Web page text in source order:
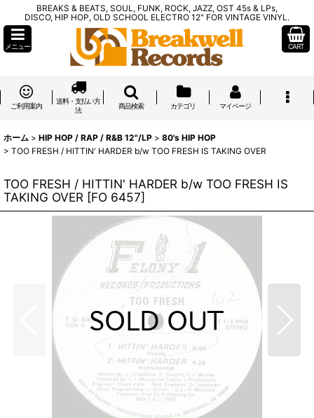
BREAKS & BEATS, SOUL, FUNK, ROCK, JAZZ, OST 45s & LPs,
DISCO, HIP HOP, OLD SCHOOL ELECTRO 12" FOR VINTAGE VINYL.
メニュー CART
ご利用案内
送料・支払い方
法
商品検索 カテゴリ マイページ
ホーム > HIP HOP / RAP / R&B 12"/LP > 80's HIP HOP
> TOO FRESH / HITTIN' HARDER b/w TOO FRESH IS TAKING OVER
TOO FRESH / HITTIN' HARDER b/w TOO FRESH IS
TAKING OVER [FO 6457]